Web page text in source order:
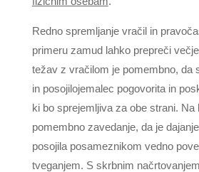
Redno spremljanje vračil in
primeru zamud lahko prepreči
težav z vračilom je pomembno, da
in posojilojemalec pogovorita in
ki bo sprejemljiva za obe strani. Na
pomembno zavedanje, da je
posojila posameznikom vedno
tveganjem. S skrbnim